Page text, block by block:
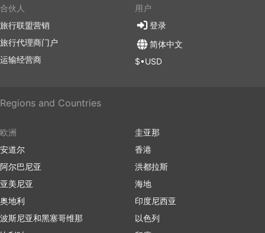
合伙人
旅行联盟营销
旅行代理商门户
运输经营商
用户
登录
简体中文
$•USD
Regions and Countries
欧洲
安道尔
阿尔巴尼亚
亚美尼亚
奥地利
波斯尼亚和黑塞哥维那
圭亚那
香港
洪都拉斯
海地
印度尼西亚
以色列